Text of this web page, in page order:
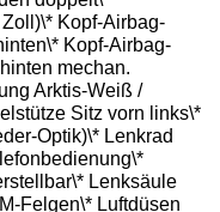
Kopf-Airbag-
Kopf-Airbag-
mechan.
Arktis-Weiß /
Sitz vorn links\*
Optik)\* Lenkrad
Lenksäule
Felgen\* Luftdüsen